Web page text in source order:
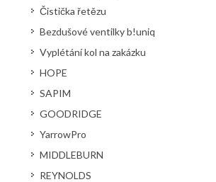
Čistička řetězu
Bezdušové ventilky b!uniq
Vyplétání kol na zakázku
HOPE
SAPIM
GOODRIDGE
YarrowPro
MIDDLEBURN
REYNOLDS